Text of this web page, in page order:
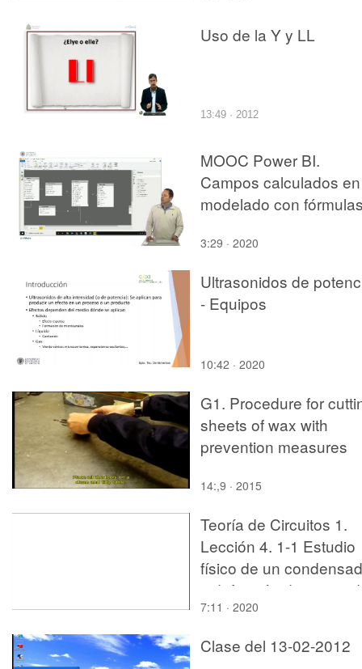
Uso de la Y y LL
13:49 · 2012
MOOC Power BI.
Campos calculados en
modelado con
3:29 · 2020
Ultrasonidos de
- Equipos
10:42 · 2020
G1. Procedure for
sheets of wax with
prevention measures
14:,9 · 2015
Teoría de Circuitos 1.
Lección 4. 1-1 Estudio
físico de un
y definición de
7:11 · 2020
Clase del 13-02-2012